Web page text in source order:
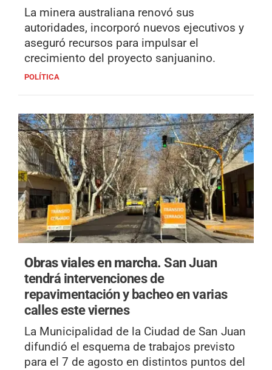
La minera australiana renovó sus
autoridades, incorporó nuevos ejecutivos y
aseguró recursos para impulsar el
crecimiento del proyecto sanjuanino.
POLÍTICA
Obras viales en marcha.San Juan
tendrá intervenciones de
repavimentación y bacheo en varias
calles este viernes
La Municipalidad de la Ciudad de San Juan
difundió el esquema de trabajos previsto
para el 7 de agosto en distintos puntos del